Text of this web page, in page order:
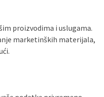
proizvodima i uslugama.
marketinških materijala,